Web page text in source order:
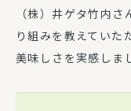
（株）井ゲタ竹内
り組みを教えてい
美味しさを実感しま